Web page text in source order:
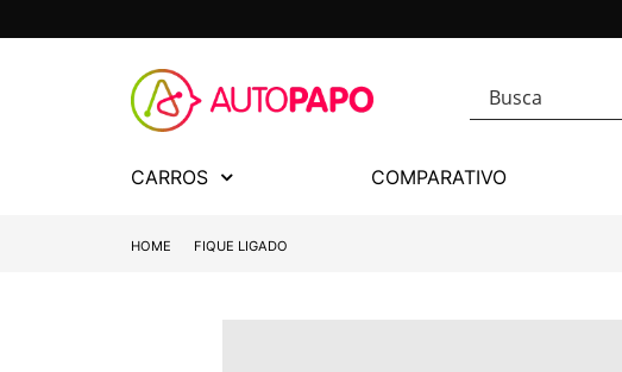
CARROS COMPARATIVO
HOME FIQUE LIGADO